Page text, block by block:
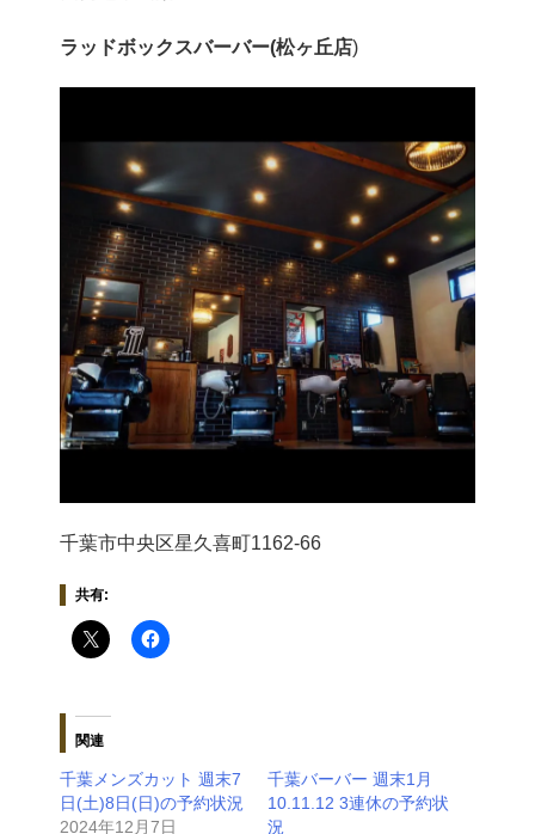
ラッドボックスバーバー(松ヶ丘店)
千葉市中央区星久喜町1162-66
共有:
関連
千葉メンズカット 週末7
日(土)8日(日)の予約状況
2024年12月7日
千葉バーバー 週末1月
10.11.12 3連休の予約状
況